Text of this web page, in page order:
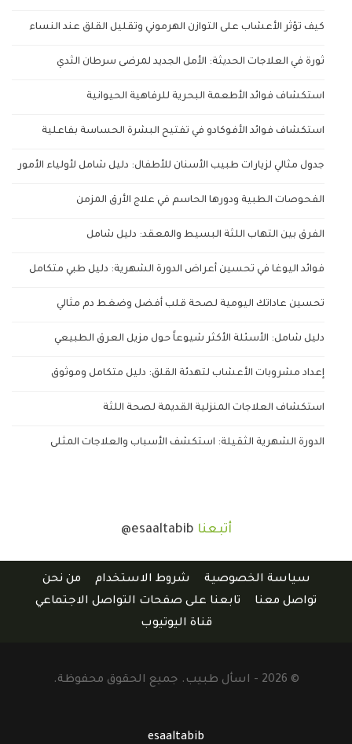
كيف تؤثر الأعشاب على التوازن الهرموني وتقليل القلق عند النساء
ثورة في العلاجات الحديثة: الأمل الجديد لمرضى سرطان الثدي
استكشاف فوائد الأطعمة البحرية للرفاهية الحيوانية
استكشاف فوائد الأفوكادو في تفتيح البشرة الحساسة بفاعلية
جدول مثالي لزيارات طبيب الأسنان للأطفال: دليل شامل لأولياء الأمور
الفحوصات الطبية ودورها الحاسم في علاج الأرق المزمن
الفرق بين التهاب اللثة البسيط والمعقد: دليل شامل
فوائد اليوغا في تحسين أعراض الدورة الشهرية: دليل طبي متكامل
تحسين عاداتك اليومية لصحة قلب أفضل وضغط دم مثالي
دليل شامل: الأسئلة الأكثر شيوعاً حول مزيل العرق الطبيعي
إعداد مشروبات الأعشاب لتهدئة القلق: دليل متكامل وموثوق
استكشاف العلاجات المنزلية القديمة لصحة اللثة
الدورة الشهرية الثقيلة: استكشف الأسباب والعلاجات المثلى
أتبعنا @esaaltabib
سياسة الخصوصية شروط الاستخدام
من نحن
تواصل معنا
تابعنا على صفحات التواصل الاجتماعي
قناة اليوتيوب
© 2026 - اسأل طبيب. جميع الحقوق محفوظة.
esaaltabib